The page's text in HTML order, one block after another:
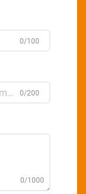
0/100
0/200
0/1000